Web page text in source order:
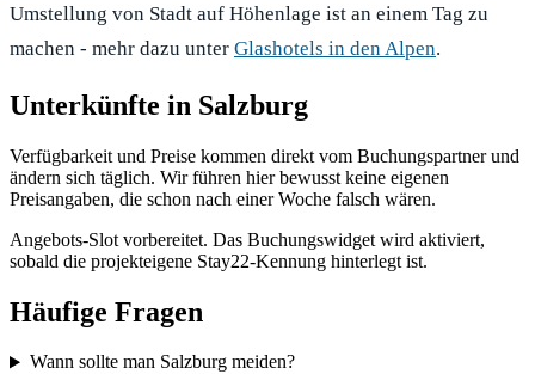
Umstellung von Stadt auf Höhenlage ist an einem Tag zu
machen - mehr dazu unter Glashotels in den Alpen.
Unterkünfte in Salzburg
Verfügbarkeit und Preise kommen direkt vom Buchungspartner und
ändern sich täglich. Wir führen hier bewusst keine eigenen
Preisangaben, die schon nach einer Woche falsch wären.
Angebots-Slot vorbereitet. Das Buchungswidget wird aktiviert,
sobald die projekteigene Stay22-Kennung hinterlegt ist.
Häufige Fragen
Wann sollte man Salzburg meiden?